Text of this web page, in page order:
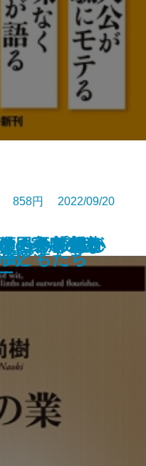
ャー「フラ
略法
の不都合な
く―プロが
―
田舎を創造
ーキの切れ
ルテ
らみがない
858円 2022/09/20
さい―親と
・家康の密
どもたち